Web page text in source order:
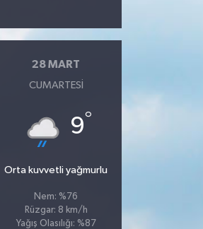
28 MART
CUMARTESI
9°
Orta kuvvetli yağmurlu
Nem: %76
Rüzgar: 8 km/h
Yağış Olasılığı: %87